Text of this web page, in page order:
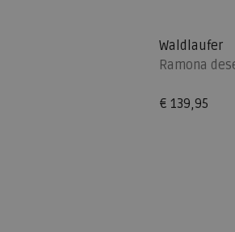
Waldlaufer
Ramona
€ 139,95